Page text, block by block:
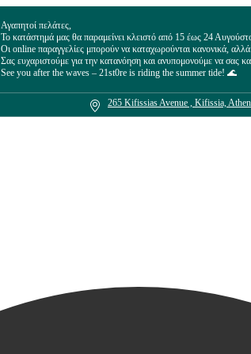
Αγαπητοί πελάτες,
Το κατάστημά μας θα παραμείνει κλειστό από 15 έως 24
Οι online παραγγελίες μπορούν να καταχωρούνται κανονικά,
Σας ευχαριστούμε για την κατανόηση και ανυπομονούμε να σας
See you after the waves – 21st0re is riding the summer tide! 🌊
265 Kifissias Avenue , Kifissia,